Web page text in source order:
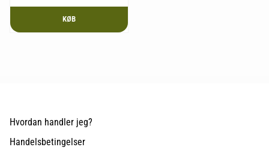
KØB
Hvordan handler jeg?
Handelsbetingelser